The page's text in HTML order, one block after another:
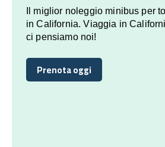
Il miglior noleggio minibus per
in California. Viaggia in
ci pensiamo noi!
Prenota oggi
Prenota oggi